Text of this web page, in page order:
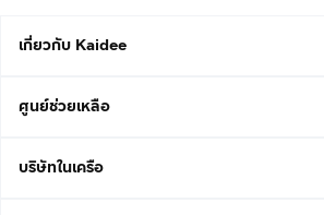
เกี่ยวกับ Kaidee
ศูนย์ช่วยเหลือ
บริษัทในเครือ